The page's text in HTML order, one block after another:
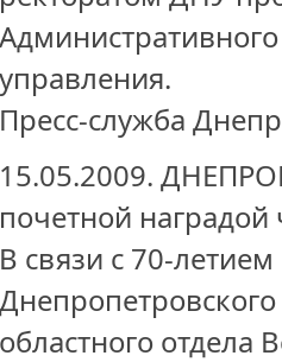
управления.
Пресс-служба
15.05.2009.
почетной
В связи с 70-
областного отдела